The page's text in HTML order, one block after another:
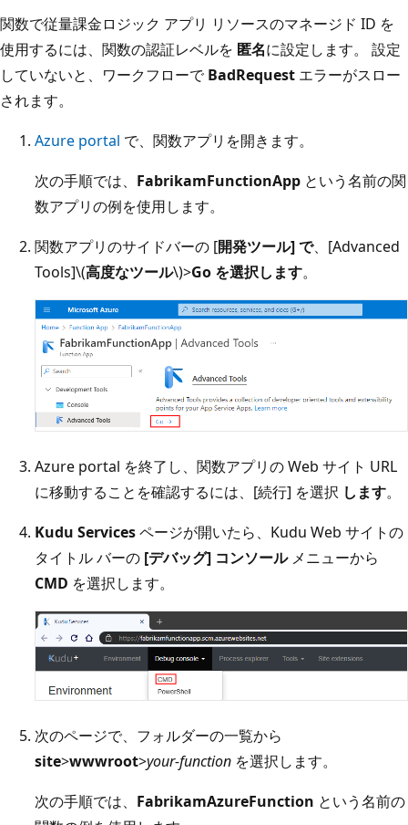
関数で従量課金ロジック アプリ リソースのマネージド ID を
使用するには、関数の認証レベルを 匿名に設定します。 設定
していないと、ワークフローでBadRequest エラーがスロー
されます。
Azure portal で、関数アプリを開きます。
次の手順では、 FabrikamFunctionApp という名前の関
数アプリの例を使用します。
関数アプリのサイドバーの [開発ツール] で、[Advanced
Tools]\(高度なツール\)>Go を選択します。
Azure portal を終了し、関数アプリの Web サイト URL
に移動することを確認するには、[続行] を選択 します。
Kudu Servicesページが開いたら、Kudu Web サイトの
タイトル バーの [デバッグ] コンソールメニューから
CMD を選択します。
次のページで、フォルダーの一覧から
site>wwwroot>your-function を選択します。
次の手順では、 FabrikamAzureFunction という名前の